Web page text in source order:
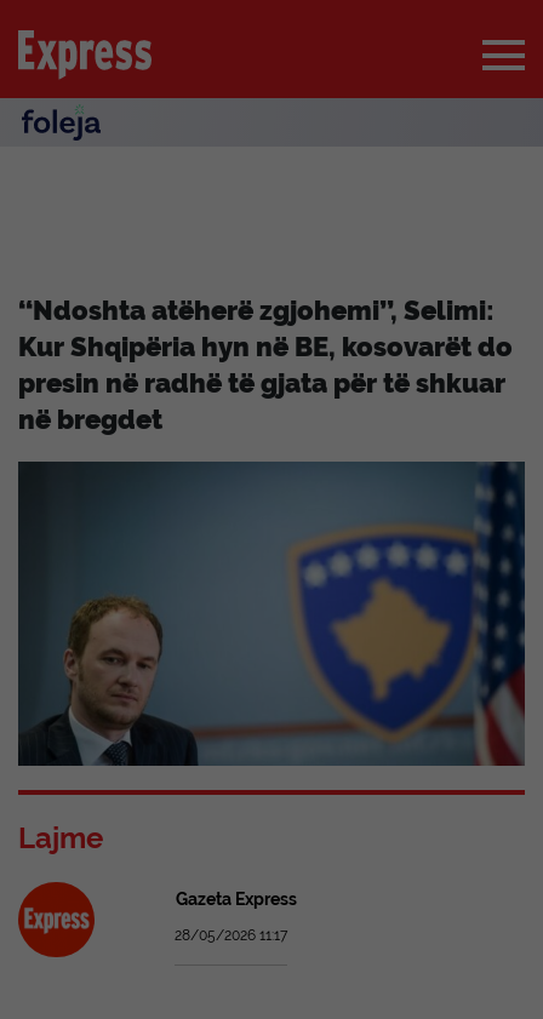
‘‘Ndoshta atëherë zgjohemi’’, Selimi:
Kur Shqipëria hyn në BE, kosovarët do
presin në radhë të gjata për të shkuar
në bregdet
Lajme
Gazeta Express
28/05/2026 11:17